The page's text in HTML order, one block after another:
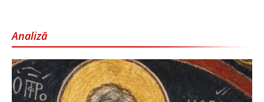
Analiză